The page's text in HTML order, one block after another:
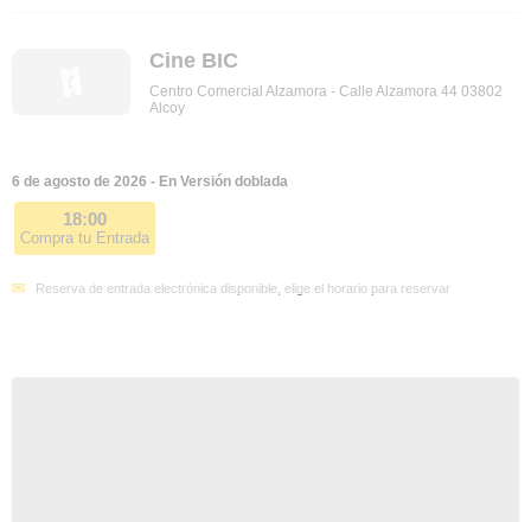
Cine BIC
Centro Comercial Alzamora - Calle Alzamora 44 03802
Alcoy
6 de agosto de 2026 - En Versión doblada
18:00
Compra tu Entrada
Reserva de entrada electrónica disponible, elige el horario para reservar